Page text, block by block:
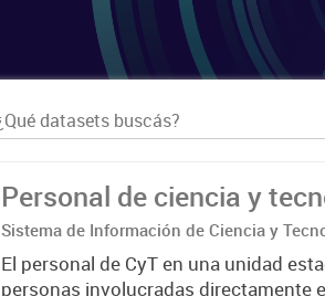
Personal de ciencia y
Sistema de Información de Ciencia y
El personal de CyT en una unidad
personas involucradas directamente